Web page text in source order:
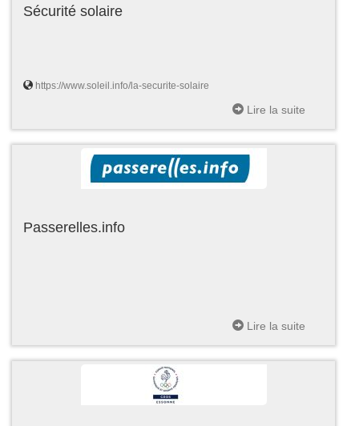
Sécurité solaire
https://www.soleil.info/la-securite-solaire
Lire la suite
Passerelles.info
Lire la suite